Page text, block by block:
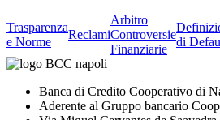
Trasparenza
e Norme
Reclami
Arbitro
Controversie
Finanziarie
di
Banca di Credito Cooperativo di
Aderente al Gruppo bancario